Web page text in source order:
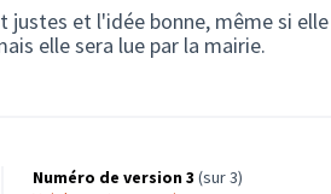
justes et l'idée bonne, même si elle
elle sera lue par la mairie.
Numéro de version 3 (sur 3)